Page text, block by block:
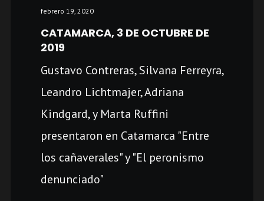
febrero 19, 2020
CATAMARCA, 3 DE OCTUBRE DE
2019
Gustavo Contreras, Silvana Ferreyra,
Leandro Lichtmajer, Adriana
Kindgard, y Marta Ruffini
presentaron en Catamarca "Entre
los cañaverales" y "El peronismo
denunciado"